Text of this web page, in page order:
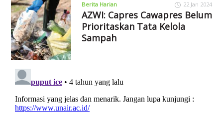
Berita Harian 22 Jan 2024
AZWI: Capres Cawapres Belum
Prioritaskan Tata Kelola
Sampah